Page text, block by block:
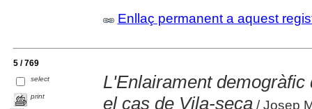
Enllaç permanent a aquest
5 / 769
select
print
L'Enlairament
el cas de Vila-seca/ Josep